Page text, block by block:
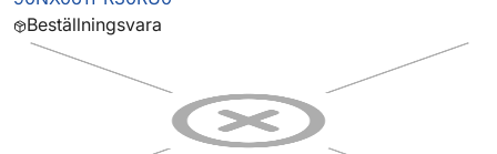
Beställningsvara